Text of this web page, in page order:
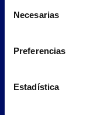
Necesarias
Preferencias
Estadística